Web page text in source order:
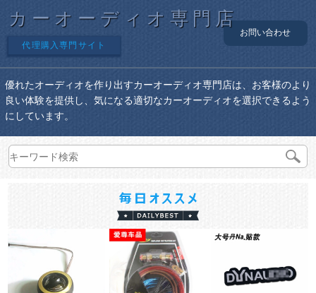
カーオーディオ専門店
代理購入専門サイト
お問い合わせ
優れたオーディオを作り出すカーオーディオ専門店は、お客様のより
良い体験を提供し、気になる適切なカーオーディオを選択できるよう
にしています。